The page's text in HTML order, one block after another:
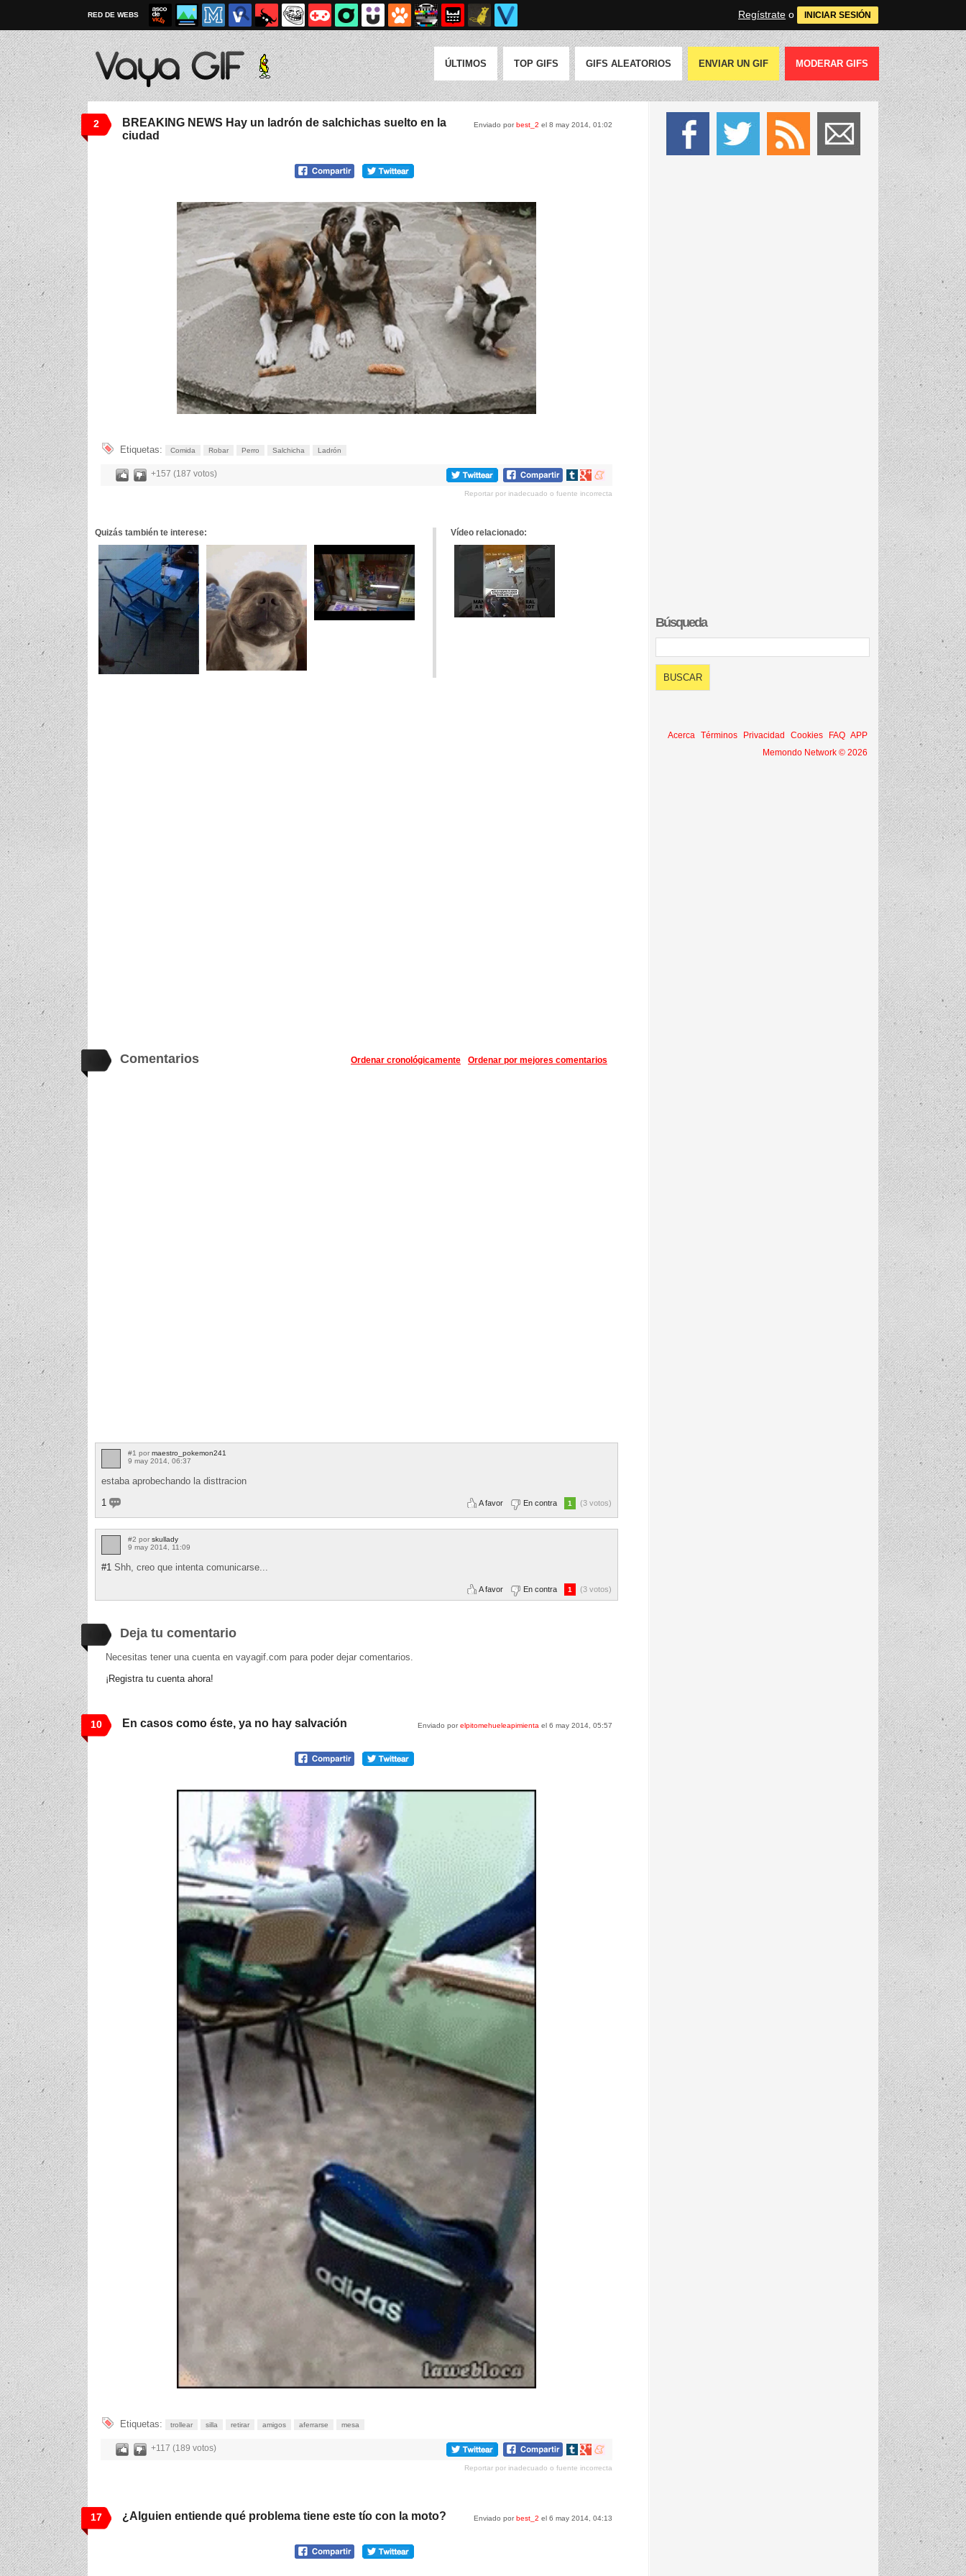
RED DE WEBS Regístrate o INICIAR SESIÓN
ÚLTIMOS TOP GIFS GIFS ALEATORIOS ENVIAR UN GIF MODERAR GIFS
2 Enviado porbest_2 el 8 may 2014, 01:02
BREAKING NEWS Hay un ladrón de salchichas suelto en la
ciudad
Etiquetas: Comida Robar Perro Salchicha Ladrón
+157 (187 votos)
Compartir
tumblr
Compartir
Google+
Compartir
meneame
Reportar por inadecuado o fuente incorrecta
Quizás también te interese: Vídeo relacionado:
Comentarios Ordenar por mejores comentarios
Ordenar cronológicamente
#1 por maestro_pokemon241
9 may 2014, 06:37
estaba aprobechando la disttracion
1
A favor En contra 1 (3 votos)
#2 por skullady
9 may 2014, 11:09
#1 Shh, creo que intenta comunicarse...
A favor En contra 1 (3 votos)
Deja tu comentario
Necesitas tener una cuenta en vayagif.com para poder dejar comentarios.
¡Registra tu cuenta ahora!
10 Enviado porelpitomehueleapimienta el 6 may 2014, 05:57
En casos como éste, ya no hay salvación
Etiquetas: trollear silla retirar amigos aferrarse mesa
+117 (189 votos)
Compartir
tumblr
Compartir
Google+
Compartir
meneame
Reportar por inadecuado o fuente incorrecta
17 Enviado por best_2 el 6 may 2014, 04:13
¿Alguien entiende qué problema tiene este tío con la moto?
Búsqueda
Acerca Términos Privacidad Cookies FAQ APP
Memondo Network © 2026